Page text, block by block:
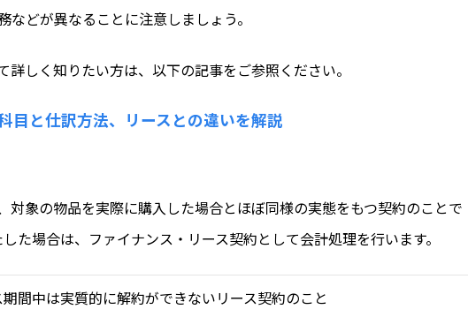
どが異なることに注意しましょう。
詳しく知りたい方は、以下の記事をご参照ください。
目と仕訳方法、リースとの違いを解説
対象の物品を実際に購入した場合とほぼ同様の実態をもつ契約のことで
た場合は、ファイナンス・リース契約として会計処理を行います。
期間中は実質的に解約ができないリース契約のこと